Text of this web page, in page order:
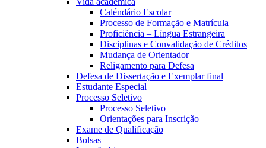
Caléndário Escolar
Processo de Formação e Matrícula
Proficiência – Língua Estrangeira
Disciplinas e Convalidação de Créditos
Mudança de Orientador
Religamento para Defesa
Defesa de Dissertação e Exemplar final
Estudante Especial
Processo Seletivo
Processo Seletivo
Orientações para Inscrição
Exame de Qualificação
Bolsas